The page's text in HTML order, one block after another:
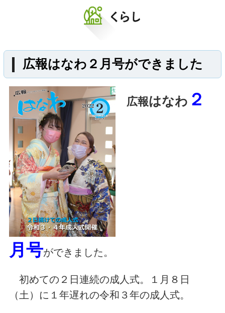
矢祭町 つつじ 奥久慈 米山
八溝山 ゆじまた 湯岐 小野田
協和 貝化石
寺西 ふじたとうこ
こんにゃく 東白川
118号 349号
hanawa dahlia
竹パウダー 流灯
広報はなわ２月号ができました
広報はなわ ２
月号ができました。
初めての２日連続の成人式。１月８日
（土）に１年遅れの令和３年の成人式。